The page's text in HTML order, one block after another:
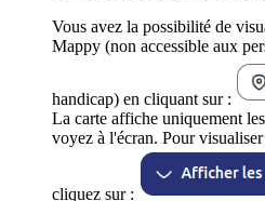
Vous avez la possibilité de
Mappy (non accessible aux
handicap) en cliquant sur :
La carte affiche uniquement
voyez à l'écran. Pour
cliquez sur :